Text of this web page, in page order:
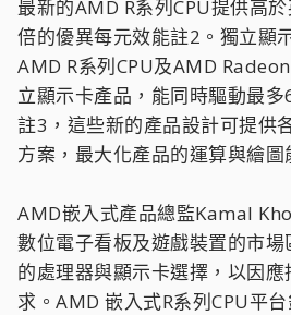
最新的AMD R系列CPU提供高
倍的優異每元效能註2。獨立顯
AMD R系列CPU及AMD
立顯示卡產品，能同時驅動最
註3，這些新的產品設計可提供
方案，最大化產品的運算與繪圖
AMD嵌入式產品總監Kamal
數位電子看板及遊戲裝置的市
的處理器與顯示卡選擇，以因
求。AMD 嵌入式R系列CPU平